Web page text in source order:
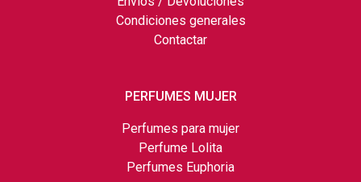
Condiciones generales
Contactar
PERFUMES MUJER
Perfumes para mujer
Perfume Lolita
Perfumes Euphoria